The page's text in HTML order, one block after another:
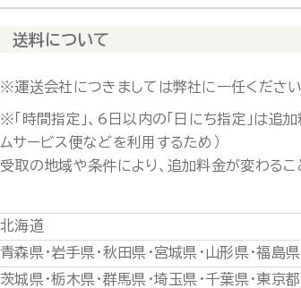
送料について
※運送会社につきましては弊社に一任ください
※「時間指定」、6日以内の「日にち指定」は追
ムサービス便などを利用するため）
受取の地域や条件により、追加料金が変わるこ
北海道
青森県・岩手県・秋田県・宮城県・山形県・福島県
茨城県・栃木県・群馬県・埼玉県・千葉県・東京